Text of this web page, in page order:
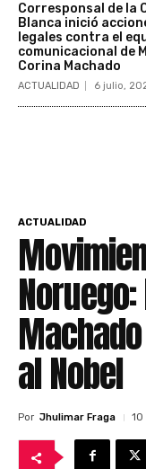
Corresponsal de la
Blanca inició
legales contra el
comunicacional de
Corina Machado
ACTUALIDAD 6 julio,